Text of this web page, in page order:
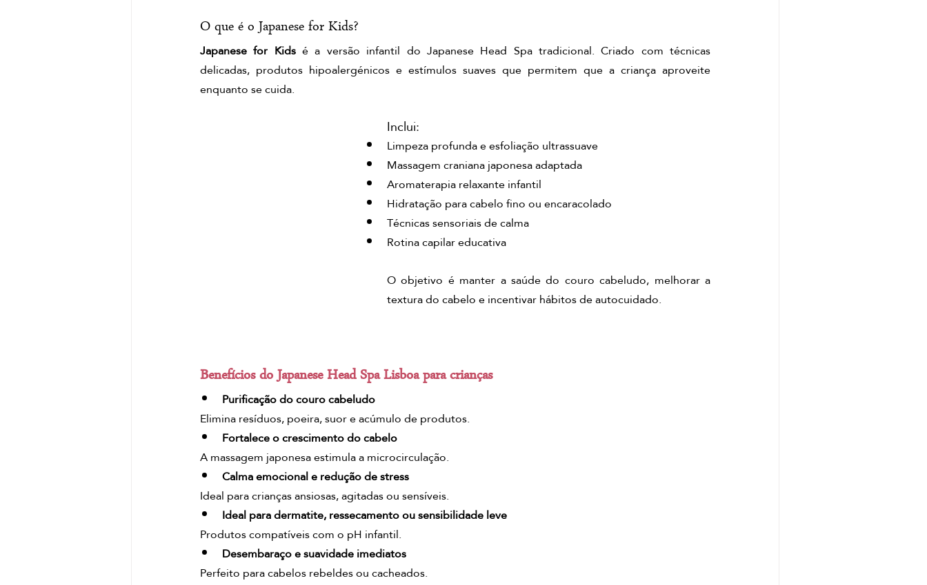
Massagem de matcha massagens do mundo Kyoto matcha ritual massagem relaxante de matcha
massagem completa matcha
O que é o Japanese for Kids?
Japanese for Kids é a versão infantil do Japanese Head Spa tradicional. Criado com técnicas
delicadas, produtos hipoalergénicos e estímulos suaves que permitem que a criança aproveite
enquanto se cuida.
Inclui:
Limpeza profunda e esfoliação ultrassuave
Massagem craniana japonesa adaptada
Aromaterapia relaxante infantil
Hidratação para cabelo fino ou encaracolado
Técnicas sensoriais de calma
Rotina capilar educativa
O objetivo é manter a saúde do couro cabeludo, melhorar a
textura do cabelo e incentivar hábitos de autocuidado.
Benefícios do Japanese Head Spa Lisboa para crianças
Purificação do couro cabeludo
Elimina resíduos, poeira, suor e acúmulo de produtos.
Fortalece o crescimento do cabelo
A massagem japonesa estimula a microcirculação.
Calma emocional e redução de stress
Ideal para crianças ansiosas, agitadas ou sensíveis.
Ideal para dermatite, ressecamento ou sensibilidade leve
Produtos compatíveis com o pH infantil.
Desembaraço e suavidade imediatos
Perfeito para cabelos rebeldes ou cacheados.